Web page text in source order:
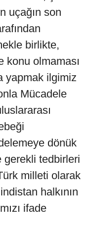
uçağın son
birlikte,
konu olmaması
yapmak ilgimiz
Mücadele
dönük
gerekli tedbirleri
milleti olarak
halkının
ifade